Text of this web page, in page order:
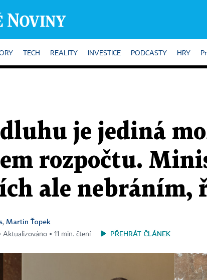
TECH REALITY INVESTICE PODCASTY HRY
je jediná
rozpočtu.
ale nebráním,
, Martin Ťopek
Aktualizováno ▪ 11 min. čtení PŘEHRÁT ČLÁNEK